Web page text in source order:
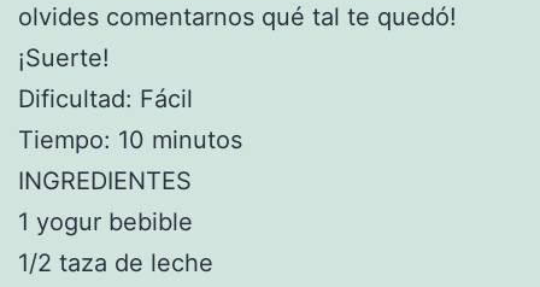
olvides comentarnos qué tal te quedó!
¡Suerte!
Dificultad: Fácil
Tiempo: 10 minutos
INGREDIENTES
1 yogur bebible
1/2 taza de leche